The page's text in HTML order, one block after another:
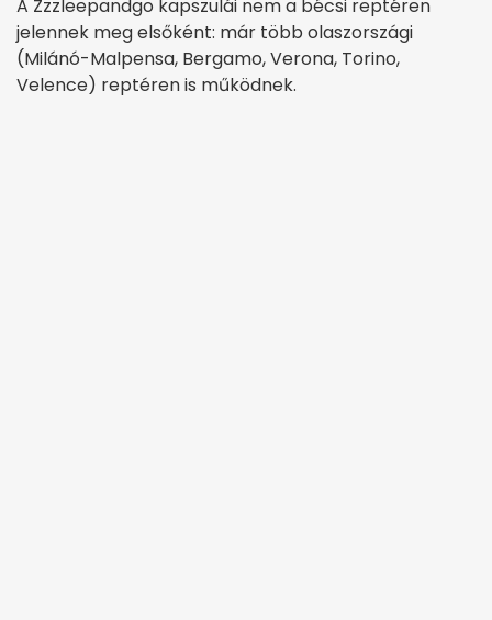
A Zzzleepandgo kapszulái nem a bécsi reptéren
jelennek meg elsőként: már több olaszországi
(Milánó-Malpensa, Bergamo, Verona, Torino,
Velence) reptéren is működnek.